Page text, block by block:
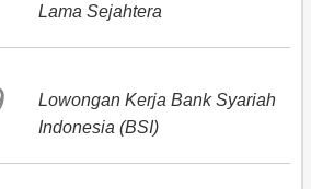
Lama Sejahtera
Lowongan Kerja Bank Syariah
Indonesia (BSI)